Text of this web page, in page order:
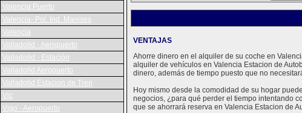
Valencia Puerto
Valencia- Pol. Ind. Manises
Valencia
Valladolid - Aeropuerto
Valladolid - Estación
Valladolid Aeropuerto
Valladolid Estacion de Tren
Vic
Vigo - Aeropuerto
VENTAJAS
Ahorre dinero en el alquiler de su coche en
alquiler de vehículos en Valencia Estacion de
dinero, además de tiempo puesto que no
Hoy mismo desde la comodidad de su hogar
negocios, ¿para qué perder el tiempo intentando
que se ahorrará reserva en Valencia Estacion de